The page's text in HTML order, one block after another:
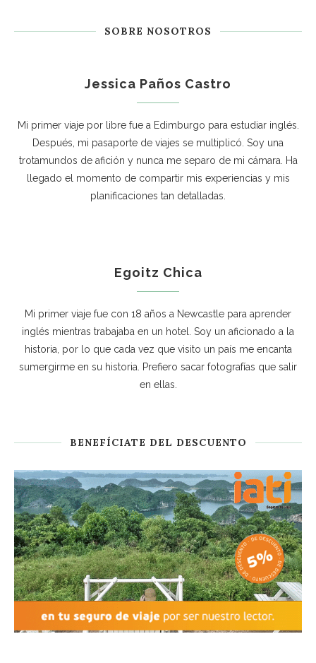
SOBRE NOSOTROS
Jessica Paños Castro
Mi primer viaje por libre fue a Edimburgo para estudiar inglés.
Después, mi pasaporte de viajes se multiplicó. Soy una
trotamundos de afición y nunca me separo de mi cámara. Ha
llegado el momento de compartir mis experiencias y mis
planificaciones tan detalladas.
Egoitz Chica
Mi primer viaje fue con 18 años a Newcastle para aprender
inglés mientras trabajaba en un hotel. Soy un aficionado a la
historia, por lo que cada vez que visito un país me encanta
sumergirme en su historia. Prefiero sacar fotografías que salir
en ellas.
BENEFÍCIATE DEL DESCUENTO